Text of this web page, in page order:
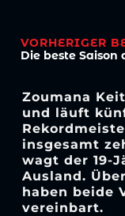
Zoumana
und läuft
insgesamt
wagt der 19-
Ausland.
haben beide
vereinbart.